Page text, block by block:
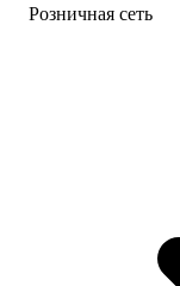
Розничная сеть